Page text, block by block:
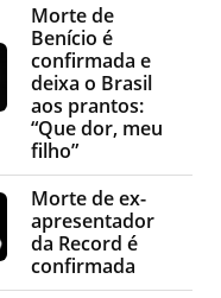
Morte de
Benício é
confirmada e
deixa o Brasil
aos prantos:
“Que dor, meu
filho”
Morte de ex-
apresentador
da Record é
confirmada